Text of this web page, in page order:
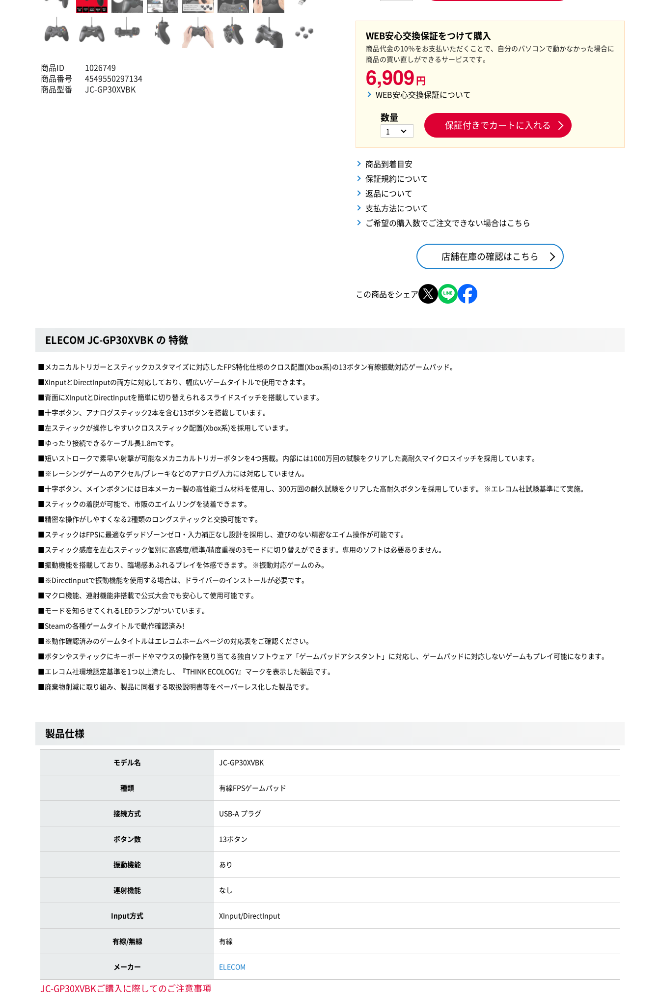
商品ID
1026749
商品番号
4549550297134
商品型番
JC-GP30XVBK
WEB安心交換保証をつけて購入
商品代金の10％をお支払いただくことで、自分のパソコンで動かなかった場合に
商品の買い直しができるサービスです。
6,909円
WEB安心交換保証について
数量
1 保証付きでカートに入れる
商品到着目安
保証規約について
返品について
支払方法について
ご希望の購入数でご注文できない場合はこちら
店舗在庫の確認はこちら
この商品をシェア
ELECOM JC-GP30XVBK の 特徴
■メカニカルトリガーとスティックカスタマイズに対応したFPS特化仕様のクロス配置(Xbox系)の13ボタン有線振動対応ゲームパッド。
■XInputとDirectInputの両方に対応しており、幅広いゲームタイトルで使用できます。
■背面にXInputとDirectInputを簡単に切り替えられるスライドスイッチを搭載しています。
■十字ボタン、アナログスティック2本を含む13ボタンを搭載しています。
■左スティックが操作しやすいクロススティック配置(Xbox系)を採用しています。
■ゆったり接続できるケーブル長1.8mです。
■短いストロークで素早い射撃が可能なメカニカルトリガーボタンを4つ搭載。内部には1000万回の試験をクリアした高耐久マイクロスイッチを採用しています。
■※レーシングゲームのアクセル/ブレーキなどのアナログ入力には対応していません。
■十字ボタン、メインボタンには日本メーカー製の高性能ゴム材料を使用し、300万回の耐久試験をクリアした高耐久ボタンを採用しています。 ※エレコム社試験基準にて実施。
■スティックの着脱が可能で、市販のエイムリングを装着できます。
■精密な操作がしやすくなる2種類のロングスティックと交換可能です。
■スティックはFPSに最適なデッドゾーンゼロ・入力補正なし設計を採用し、遊びのない精密なエイム操作が可能です。
■スティック感度を左右スティック個別に高感度/標準/精度重視の3モードに切り替えができます。専用のソフトは必要ありません。
■振動機能を搭載しており、臨場感あふれるプレイを体感できます。 ※振動対応ゲームのみ。
■※DirectInputで振動機能を使用する場合は、ドライバーのインストールが必要です。
■マクロ機能、連射機能非搭載で公式大会でも安心して使用可能です。
■モードを知らせてくれるLEDランプがついています。
■Steamの各種ゲームタイトルで動作確認済み!
■※動作確認済みのゲームタイトルはエレコムホームページの対応表をご確認ください。
■ボタンやスティックにキーボードやマウスの操作を割り当てる独自ソフトウェア「ゲームパッドアシスタント」に対応し、ゲームパッドに対応しないゲームもプレイ可能になります。
■エレコム社環境認定基準を1つ以上満たし、『THINK ECOLOGY』マークを表示した製品です。
■廃棄物削減に取り組み、製品に同梱する取扱説明書等をペーパーレス化した製品です。
製品仕様
モデル名 JC-GP30XVBK
種類 有線FPSゲームパッド
接続方式 USB-A プラグ
ボタン数 13ボタン
振動機能 あり
連射機能 なし
Input方式 XInput/DirectInput
有線/無線 有線
メーカー ELECOM
JC-GP30XVBKご購入に際してのご注意事項